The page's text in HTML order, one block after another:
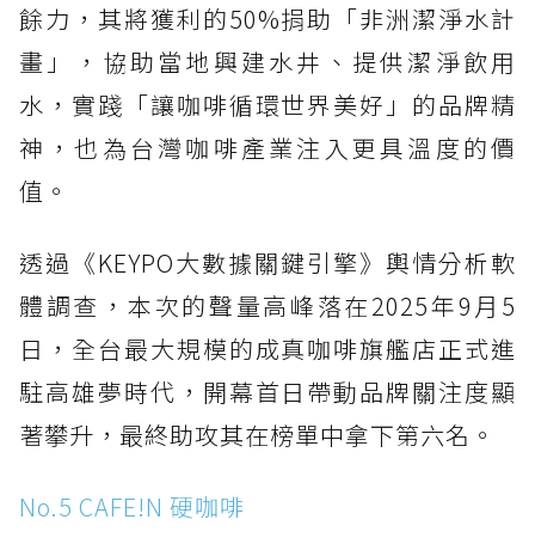
餘力，其將獲利的50%捐助「非洲潔淨水計
畫」，協助當地興建水井、提供潔淨飲用
水，實踐「讓咖啡循環世界美好」的品牌精
神，也為台灣咖啡產業注入更具溫度的價
值。
透過《KEYPO大數據關鍵引擎》輿情分析軟
體調查，本次的聲量高峰落在2025年9月5
日，全台最大規模的成真咖啡旗艦店正式進
駐高雄夢時代，開幕首日帶動品牌關注度顯
著攀升，最終助攻其在榜單中拿下第六名。
No.5 CAFE!N 硬咖啡